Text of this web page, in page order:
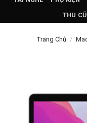
THU CŨ
Trang Chủ /